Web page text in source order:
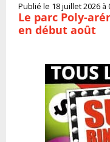
Publié le 18 juillet 2026 à
Le parc Poly-
en début août